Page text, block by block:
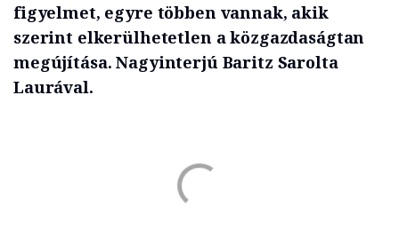
figyelmet, egyre többen vannak, akik
szerint elkerülhetetlen a közgazdaságtan
megújítása. Nagyinterjú Baritz Sarolta
Laurával.